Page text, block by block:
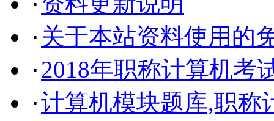
·
· 关于本站资料使用的
· 2018年职称计算机考
·计算机模块题库,职称